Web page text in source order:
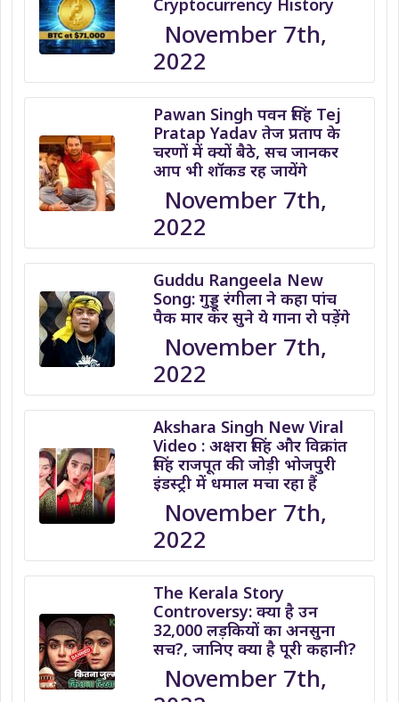
Cryptocurrency History
November 7th,
2022
Pawan Singh पवन सिंह Tej
Pratap Yadav तेज प्रताप के
चरणों में क्यों बैठे, सच जानकर
आप भी शॉकड रह जायेंगे
November 7th,
2022
Guddu Rangeela New
Song: गुड्डू रंगीला ने कहा पांच
पैक मार कर सुने ये गाना रो पड़ेंगे
November 7th,
2022
Akshara Singh New Viral
Video : अक्षरा सिंह और विक्रांत
सिंह राजपूत की जोड़ी भोजपुरी
इंडस्ट्री में धमाल मचा रहा हैं
November 7th,
2022
The Kerala Story
Controversy: क्या है उन
32,000 लड़कियों का अनसुना
सच?, जानिए क्या है पूरी कहानी?
November 7th,